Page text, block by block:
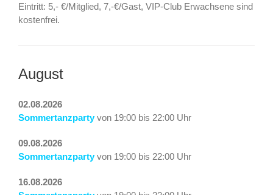
Eintritt: 5,- €/Mitglied, 7,-€/Gast, VIP-Club Erwachsene sind
kostenfrei.
August
02.08.2026
Sommertanzparty von 19:00 bis 22:00 Uhr
09.08.2026
Sommertanzparty von 19:00 bis 22:00 Uhr
16.08.2026